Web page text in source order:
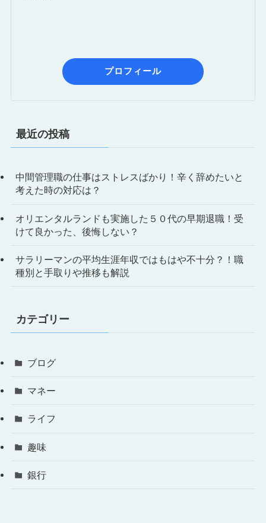
プロフィール
最近の投稿
中間管理職の仕事はストレスばかり！辛く辞めたいと
考えた時の対応は？
オリエンタルランドも実施した５０代の早期退職！受
けて良かった、後悔しない？
サラリーマンの平均生涯年収ではもはや不十分？！職
種別と手取りや推移も解説
カテゴリー
ブログ
マネー
ライフ
趣味
銀行